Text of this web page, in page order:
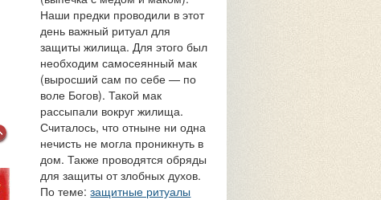
Наши предки проводили в этот
день важный ритуал для
защиты жилища. Для этого был
необходим самосеянный мак
(выросший сам по себе — по
воле Богов). Такой мак
рассыпали вокруг жилища.
Считалось, что отныне ни одна
нечисть не могла проникнуть в
дом. Также проводятся обряды
для защиты от злобных духов.
По теме:защитные ритуалы